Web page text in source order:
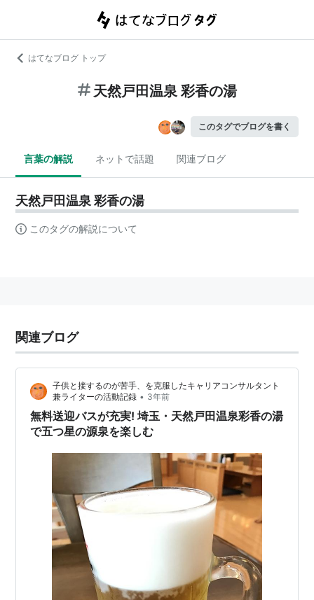
はてなブログ トップ
天然戸田温泉 彩香の湯
このタグでブログを書く
言葉の解説 ネットで話題 関連ブログ
天然戸田温泉 彩香の湯
このタグの解説について
関連ブログ
子供と接するのが苦手、を克服したキャリアコンサルタント
兼ライターの活動記録 • 3年前
無料送迎バスが充実! 埼玉・天然戸田温泉彩香の湯
で五つ星の源泉を楽しむ